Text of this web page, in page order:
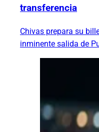
transferencia
Chivas prepara su
inminente salida de